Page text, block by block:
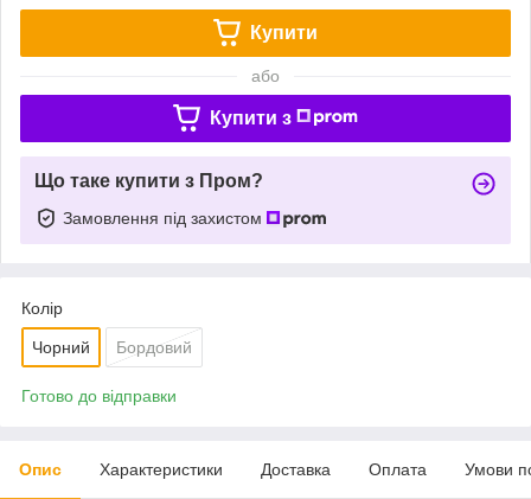
Купити
або
Купити з
Що таке купити з Пром?
Замовлення під захистом
Колір
Чорний Бордовий
Готово до відправки
Опис Характеристики Доставка Оплата Умови